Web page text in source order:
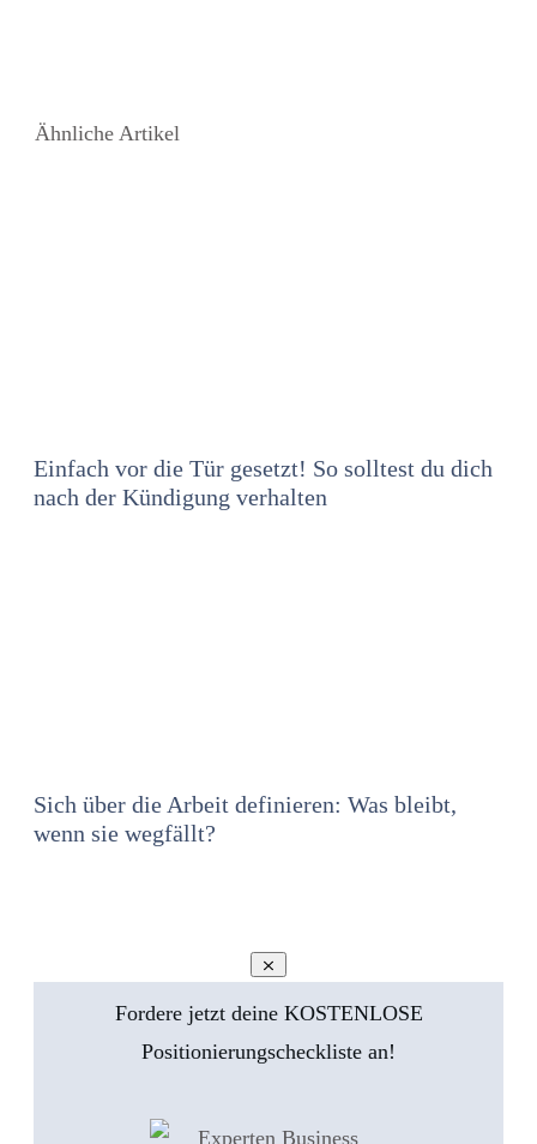
Ähnliche Artikel
Einfach vor die Tür gesetzt! So solltest du dich
nach der Kündigung verhalten
Sich über die Arbeit definieren: Was bleibt,
wenn sie wegfällt?
Fordere jetzt deine KOSTENLOSE
Positionierungscheckliste an!